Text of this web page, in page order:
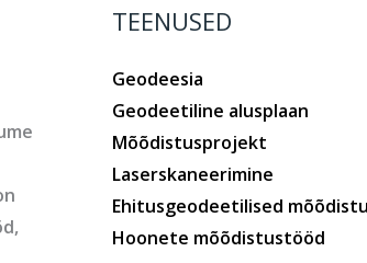
TEENUSED
Geodeesia
Geodeetiline alusplaan
Mõõdistusprojekt
Laserskaneerimine
Ehitusgeodeetilised
Hoonete mõõdistustööd